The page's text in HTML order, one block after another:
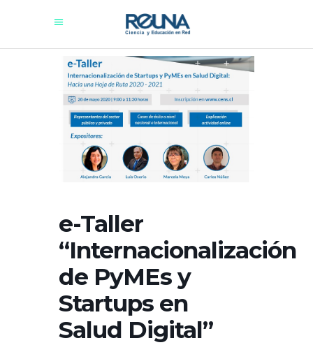
e-Taller
“Internacionalización
de PyMEs y
Startups en
Salud Digital”